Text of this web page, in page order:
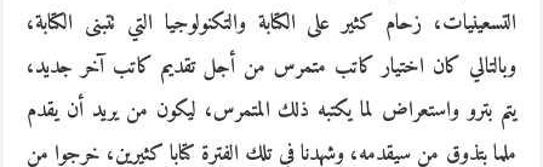
التسعينيات، زحام كثير على الكتابة والتكنولوجيا التي تتبنى الكتابة،
وبالتالي كان اختيار كاتب متمرس من أجل تقديم كاتب آخر جديد،
يتم بترو واستعراض لما يكتبه ذلك المتمرس، ليكون من يريد أن يقدم
ملما بتذوق من سيقدمه، وشهدنا في تلك الفترة كتابا كثيرين، خرجوا من